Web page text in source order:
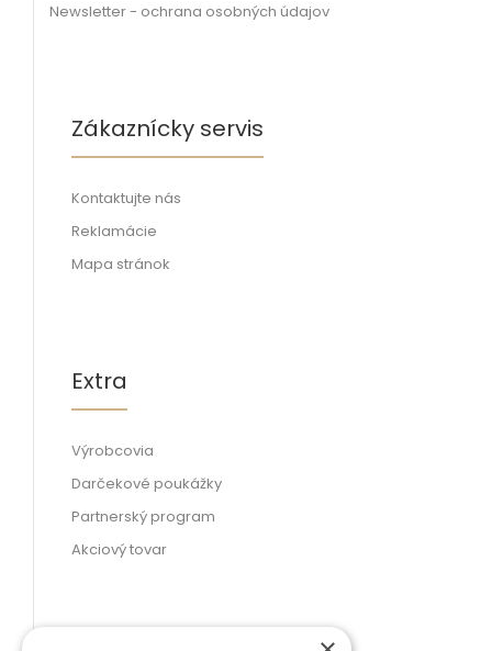
Newsletter - ochrana osobných údajov
Zákaznícky servis
Kontaktujte nás
Reklamácie
Mapa stránok
Extra
Výrobcovia
Darčekové poukážky
Partnerský program
Akciový tovar